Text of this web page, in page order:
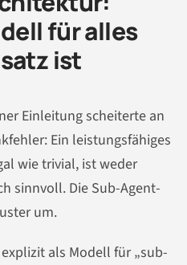
für alles
ist
Einleitung scheiterte an
Ein leistungsfähiges
wie trivial, ist weder
sinnvoll. Die Sub-Agent-
um.
als Modell für „sub-